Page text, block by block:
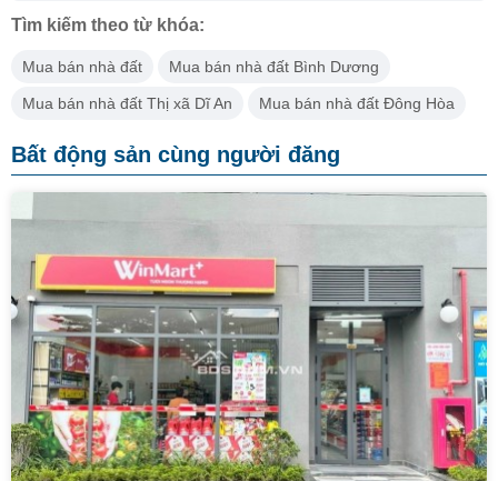
Tìm kiếm theo từ khóa:
Mua bán nhà đất Mua bán nhà đất Bình Dương
Mua bán nhà đất Thị xã Dĩ An Mua bán nhà đất Đông Hòa
Bất động sản cùng người đăng